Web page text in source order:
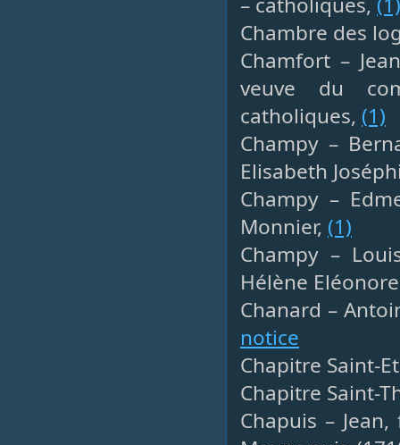
Chambre des
Chamfort –
veuve du
catholiques, (1)
Champy –
Elisabeth
Champy –
Monnier, (1)
Champy –
Hélène
Chanard –
notice
Chapitre Saint-
Chapitre Saint-
Chapuis –